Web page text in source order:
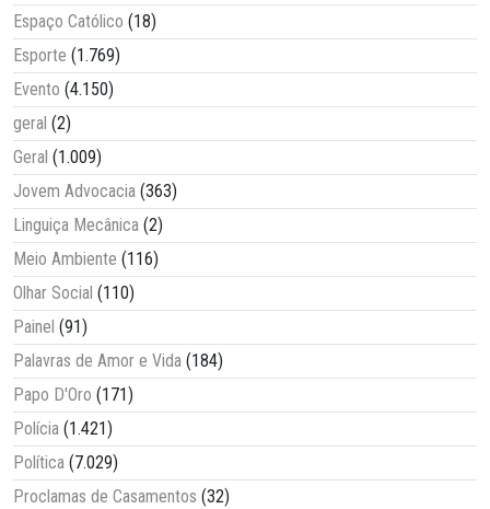
Espaço Católico (18)
Esporte (1.769)
Evento (4.150)
geral (2)
Geral (1.009)
Jovem Advocacia (363)
Linguiça Mecânica (2)
Meio Ambiente (116)
Olhar Social (110)
Painel (91)
Palavras de Amor e Vida (184)
Papo D'Oro (171)
Polícia (1.421)
Política (7.029)
Proclamas de Casamentos (32)